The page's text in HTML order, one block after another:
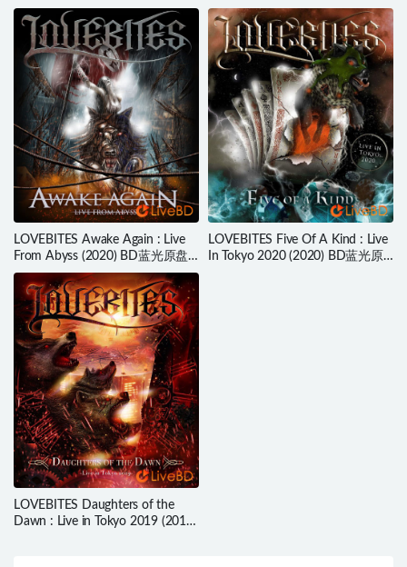
(2018) BD蓝光原盘 23.4G
光原盘 16.1G
LOVEBITES Awake Again : Live
From Abyss (2020) BD蓝光原盘
19.8G
LOVEBITES Five Of A Kind : Live
In Tokyo 2020 (2020) BD蓝光原
LOVEBITES Daughters of the
Dawn : Live in Tokyo 2019 (2019)